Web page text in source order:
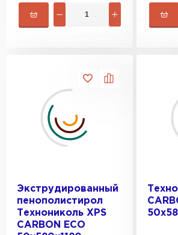
Экструдированный
пенополистирол
Технониколь XPS
CARBON ECO
Утеплитель
Утеплитель
Утеплитель